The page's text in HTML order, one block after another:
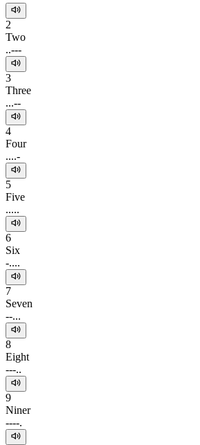
2
Two
..---
3
Three
...--
4
Four
....-
5
Five
.....
6
Six
-....
7
Seven
--...
8
Eight
---..
9
Niner
----.